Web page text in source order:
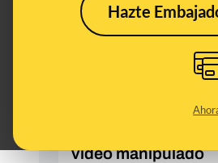
Hazte
No, Joan Manuel
no ha recomendado
vídeo manipulado